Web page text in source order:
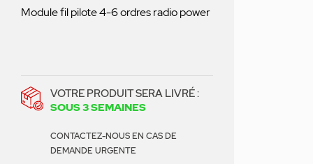
Module fil pilote 4-6 ordres radio power
VOTRE PRODUIT SERA LIVRÉ :
SOUS 3 SEMAINES
CONTACTEZ-NOUS EN CAS DE
DEMANDE URGENTE